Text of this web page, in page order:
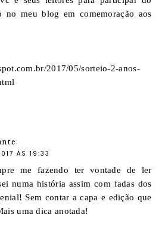
no meu blog em comemoração aos
2017/05/sorteio-2-anos-
ÀS 19:33
me fazendo ter vontade de ler
numa história assim com fadas dos
Sem contar a capa e edição que
uma dica anotada!